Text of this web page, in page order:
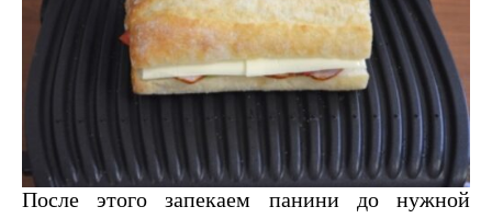
После этого запекаем панини до нужной